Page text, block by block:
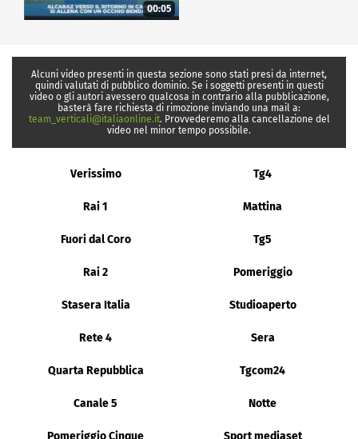
00:05
Alcuni video presenti in questa sezione sono stati presi da internet,
quindi valutati di pubblico dominio. Se i soggetti presenti in questi
video o gli autori avessero qualcosa in contrario alla pubblicazione,
basterà fare richiesta di rimozione inviando una mail a:
team_verticali@italiaonline.it. Provvederemo alla cancellazione del
video nel minor tempo possibile.
Verissimo Tg4
Rai 1 Mattina
Fuori dal Coro Tg5
Rai 2 Pomeriggio
Stasera Italia Studioaperto
Rete 4 Sera
Quarta Repubblica Tgcom24
Canale 5 Notte
Pomeriggio Cinque Sport mediaset